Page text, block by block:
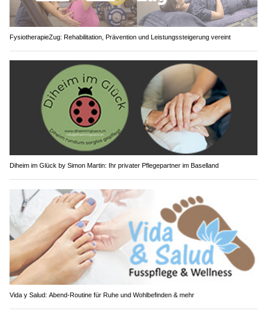
FysiotherapieZug: Rehabilitation, Prävention und Leistungssteigerung vereint
Diheim im Glück by Simon Martin: Ihr privater Pflegepartner im Baselland
Vida y Salud: Abend-Routine für Ruhe und Wohlbefinden & mehr